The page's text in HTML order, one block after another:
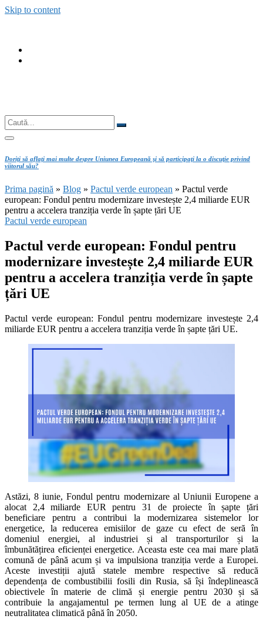
Skip to content
Căutare
Caută...
Doriţi să aflaţi mai multe despre Uniunea Europeană şi să participaţi la o discuţie privind
viitorul său?
Prima pagină » Blog » Pactul verde european » Pactul verde
european: Fondul pentru modernizare investește 2,4 miliarde EUR
pentru a accelera tranziția verde în șapte țări UE
Pactul verde european
Pactul verde european: Fondul pentru
modernizare investește 2,4 miliarde EUR
pentru a accelera tranziția verde în șapte
țări UE
Pactul verde european: Fondul pentru modernizare investește 2,4
miliarde EUR pentru a accelera tranziția verde în șapte țări UE.
Astăzi, 8 iunie, Fondul pentru modernizare al Uniunii Europene a
alocat 2,4 miliarde EUR pentru 31 de proiecte în șapte țări
beneficiare pentru a contribui la modernizarea sistemelor lor
energetice, la reducerea emisiilor de gaze cu efect de seră în
domeniul energiei, al industriei și al transporturilor și la
îmbunătățirea eficienței energetice. Aceasta este cea mai mare plată
comună de până acum și va impulsiona tranziția verde a Europei.
Aceste investiții ajută statele membre respective să reducă
dependența de combustibilii fosili din Rusia, să își îndeplinească
obiectivele în materie de climă și energie pentru 2030 și să
contribuie la angajamentul pe termen lung al UE de a atinge
neutralitatea climatică până în 2050.